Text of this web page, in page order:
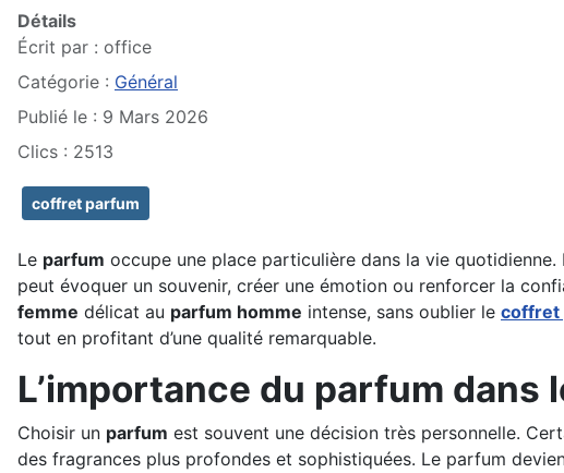
Détails
Écrit par : office
Catégorie : Général
Publié le : 9 Mars 2026
Clics : 2513
coffret parfum
Le parfum occupe une place particulière dans la vie quotidienne.
peut évoquer un souvenir, créer une émotion ou renforcer la
femme délicat au parfum homme intense, sans oublier le coffret
tout en profitant d’une qualité remarquable.
L’importance du parfum dans
Choisir un parfum est souvent une décision très personnelle.
des fragrances plus profondes et sophistiquées. Le parfum